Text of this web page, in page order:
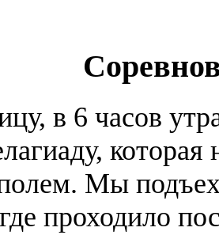
в 6 часов
которая
Мы
проходило